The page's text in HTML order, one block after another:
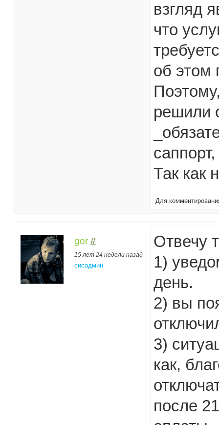
взгляд
что
об этом
решили
Так как
Для
gor #
15 лет 24 недели назад
сисадмин
Отвечу
1)
день.
2) вы
3)
как,
после